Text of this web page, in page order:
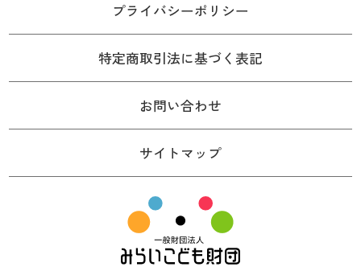
プライバシーポリシー
特定商取引法に基づく表記
お問い合わせ
サイトマップ